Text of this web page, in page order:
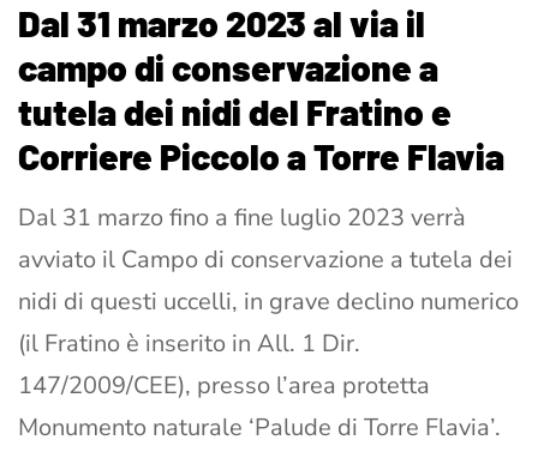
Dal 31 marzo 2023 al via il
campo di conservazione a
tutela dei nidi del Fratino e
Corriere Piccolo a Torre Flavia
Dal 31 marzo fino a fine luglio 2023 verrà
avviato il Campo di conservazione a tutela dei
nidi di questi uccelli, in grave declino numerico
(il Fratino è inserito in All. 1 Dir.
147/2009/CEE), presso l’area protetta
Monumento naturale ‘Palude di Torre Flavia’.